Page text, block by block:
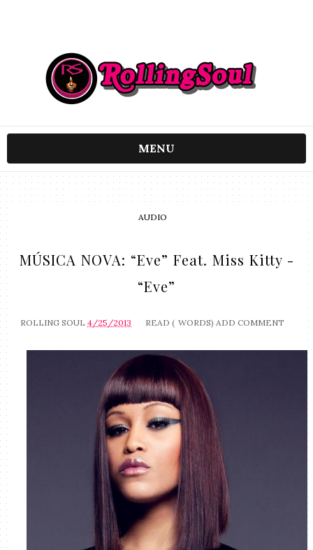
MENU
AUDIO
MÚSICA NOVA: “Eve” Feat. Miss Kitty -
“Eve”
ROLLING SOUL 4/25/2013 READ ( WORDS) ADD COMMENT